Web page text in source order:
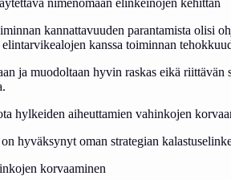
kannattavuuden parantamista olisi
kanssa toiminnan
ja muodoltaan hyvin raskas eikä
hylkeiden aiheuttamien vahinkojen
hyväksynyt oman strategian
korvaaminen